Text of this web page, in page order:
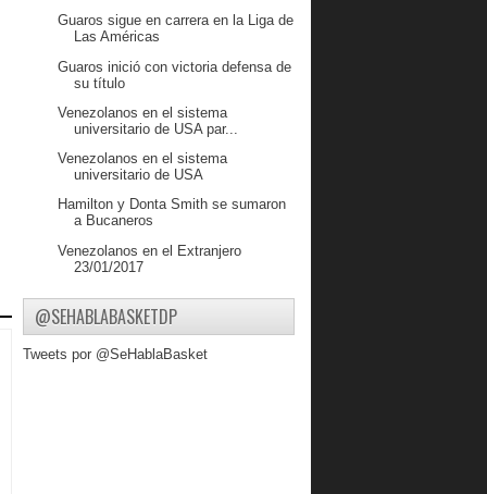
Guaros sigue en carrera en la Liga de
Las Américas
Guaros inició con victoria defensa de
su título
Venezolanos en el sistema
universitario de USA par...
Venezolanos en el sistema
universitario de USA
Hamilton y Donta Smith se sumaron
a Bucaneros
Venezolanos en el Extranjero
23/01/2017
TROTAMUNDOS INICIO DE
PRETEMPORADA
@SEHABLABASKETDP
Tweets por @SeHablaBasket